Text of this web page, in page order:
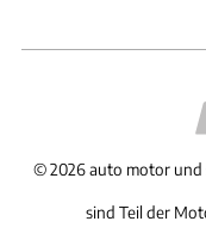
©2026 auto motor und
sind Teil der